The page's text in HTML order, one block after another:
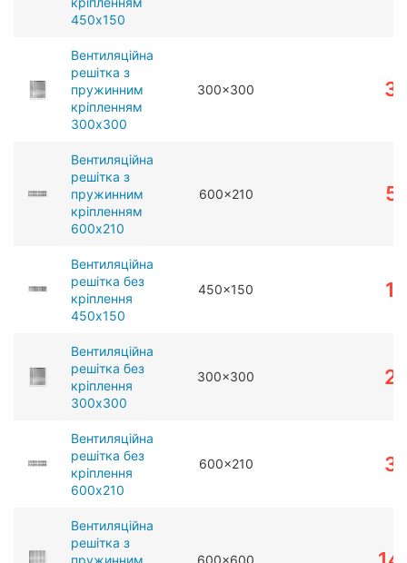
450x150
Вентиляційна
решітка з
пружинним
кріпленням
300x300
300x300
Вентиляційна
решітка з
пружинним
кріпленням
600x210
600x210
Вентиляційна
решітка без
кріплення
450x150
450x150
Вентиляційна
решітка без
кріплення
300x300
300x300
Вентиляційна
решітка без
кріплення
600x210
600x210
Вентиляційна
решітка з